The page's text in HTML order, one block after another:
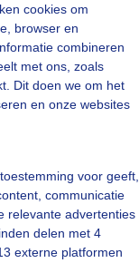
cookies om
browser en
combineren
met ons, zoals
Dit doen we om het
en onze websites
voor geeft,
communicatie
relevante advertenties
delen met 4
externe platformen